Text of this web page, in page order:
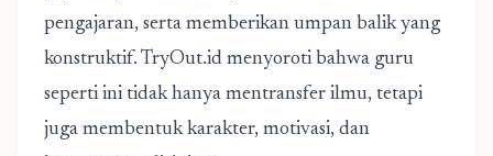
pengajaran, serta memberikan umpan balik yang
konstruktif. TryOut.id menyoroti bahwa guru
seperti ini tidak hanya mentransfer ilmu, tetapi
juga membentuk karakter, motivasi, dan